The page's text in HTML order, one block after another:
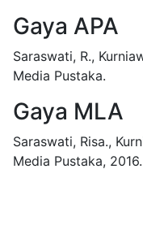
Gaya APA
Saraswati, R.,
Media Pustaka.
Gaya MLA
Saraswati, Risa.,
Media Pustaka, 2016.